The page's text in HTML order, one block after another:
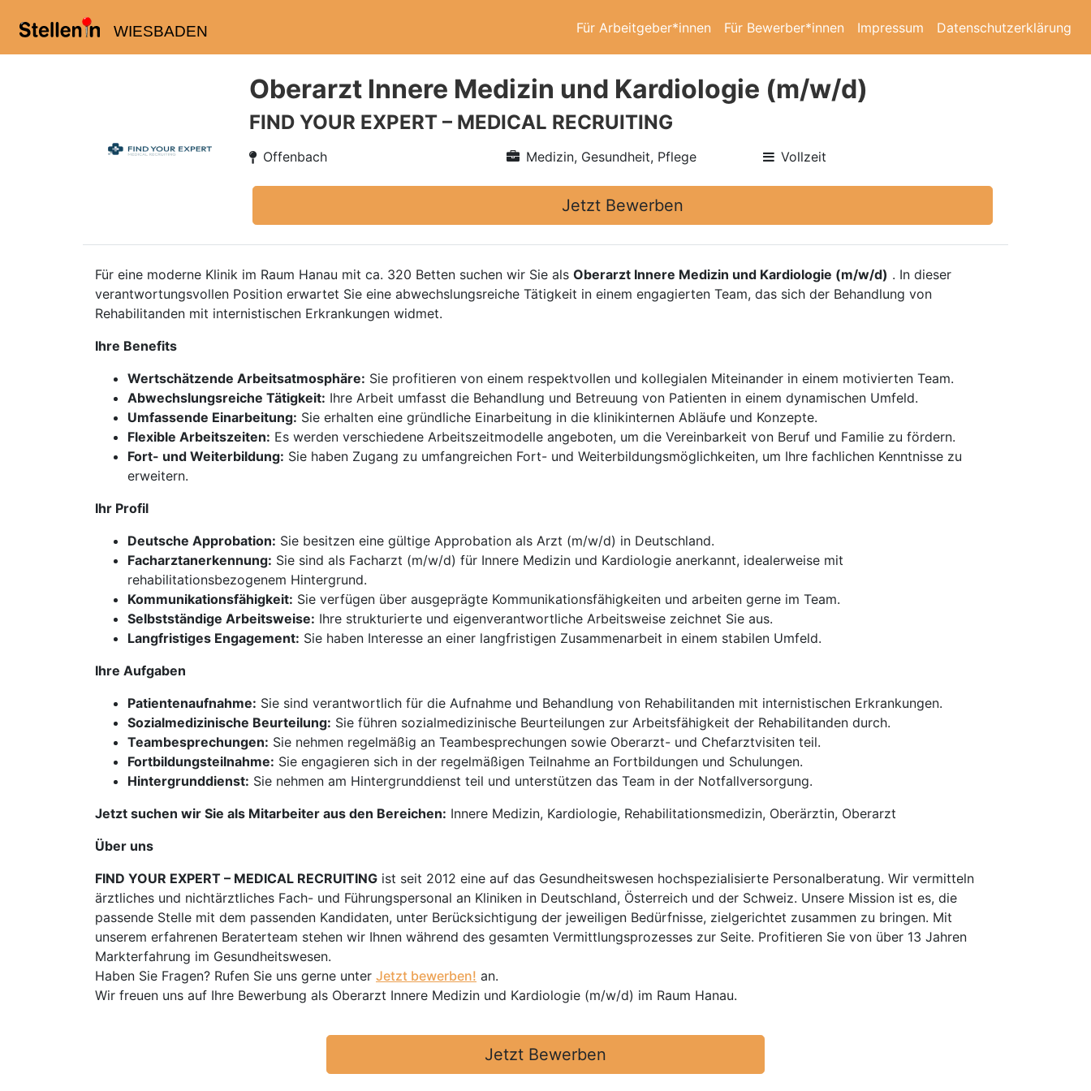
WIESBADEN Für Arbeitgeber*innen Für Bewerber*innen Impressum Datenschutzerklärung
Oberarzt Innere Medizin und Kardiologie (m/w/d)
FIND YOUR EXPERT – MEDICAL RECRUITING
Offenbach Medizin, Gesundheit, Pflege Vollzeit
Jetzt Bewerben
Für eine moderne Klinik im Raum Hanau mit ca. 320 Betten suchen wir Sie als Oberarzt Innere Medizin und Kardiologie (m/w/d) . In dieser
verantwortungsvollen Position erwartet Sie eine abwechslungsreiche Tätigkeit in einem engagierten Team, das sich der Behandlung von
Rehabilitanden mit internistischen Erkrankungen widmet.
Ihre Benefits
Wertschätzende Arbeitsatmosphäre: Sie profitieren von einem respektvollen und kollegialen Miteinander in einem motivierten Team.
Abwechslungsreiche Tätigkeit: Ihre Arbeit umfasst die Behandlung und Betreuung von Patienten in einem dynamischen Umfeld.
Umfassende Einarbeitung: Sie erhalten eine gründliche Einarbeitung in die klinikinternen Abläufe und Konzepte.
Flexible Arbeitszeiten: Es werden verschiedene Arbeitszeitmodelle angeboten, um die Vereinbarkeit von Beruf und Familie zu fördern.
Fort- und Weiterbildung: Sie haben Zugang zu umfangreichen Fort- und Weiterbildungsmöglichkeiten, um Ihre fachlichen Kenntnisse zu
erweitern.
Ihr Profil
Deutsche Approbation: Sie besitzen eine gültige Approbation als Arzt (m/w/d) in Deutschland.
Facharztanerkennung: Sie sind als Facharzt (m/w/d) für Innere Medizin und Kardiologie anerkannt, idealerweise mit
rehabilitationsbezogenem Hintergrund.
Kommunikationsfähigkeit: Sie verfügen über ausgeprägte Kommunikationsfähigkeiten und arbeiten gerne im Team.
Selbstständige Arbeitsweise: Ihre strukturierte und eigenverantwortliche Arbeitsweise zeichnet Sie aus.
Langfristiges Engagement: Sie haben Interesse an einer langfristigen Zusammenarbeit in einem stabilen Umfeld.
Ihre Aufgaben
Patientenaufnahme: Sie sind verantwortlich für die Aufnahme und Behandlung von Rehabilitanden mit internistischen Erkrankungen.
Sozialmedizinische Beurteilung: Sie führen sozialmedizinische Beurteilungen zur Arbeitsfähigkeit der Rehabilitanden durch.
Teambesprechungen: Sie nehmen regelmäßig an Teambesprechungen sowie Oberarzt- und Chefarztvisiten teil.
Fortbildungsteilnahme: Sie engagieren sich in der regelmäßigen Teilnahme an Fortbildungen und Schulungen.
Hintergrunddienst: Sie nehmen am Hintergrunddienst teil und unterstützen das Team in der Notfallversorgung.
Jetzt suchen wir Sie als Mitarbeiter aus den Bereichen: Innere Medizin, Kardiologie, Rehabilitationsmedizin, Oberärztin, Oberarzt
Über uns
FIND YOUR EXPERT – MEDICAL RECRUITING ist seit 2012 eine auf das Gesundheitswesen hochspezialisierte Personalberatung. Wir vermitteln
ärztliches und nichtärztliches Fach- und Führungspersonal an Kliniken in Deutschland, Österreich und der Schweiz. Unsere Mission ist es, die
passende Stelle mit dem passenden Kandidaten, unter Berücksichtigung der jeweiligen Bedürfnisse, zielgerichtet zusammen zu bringen. Mit
unserem erfahrenen Beraterteam stehen wir Ihnen während des gesamten Vermittlungsprozesses zur Seite. Profitieren Sie von über 13 Jahren
Markterfahrung im Gesundheitswesen.
Haben Sie Fragen? Rufen Sie uns gerne unter Jetzt bewerben! an.
Wir freuen uns auf Ihre Bewerbung als Oberarzt Innere Medizin und Kardiologie (m/w/d) im Raum Hanau.
Jetzt Bewerben